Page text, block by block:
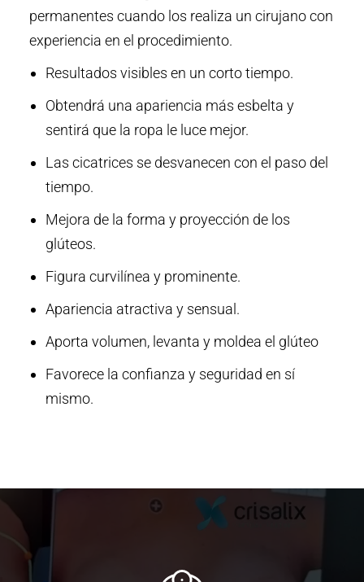
permanentes cuando los realiza un cirujano con
experiencia en el procedimiento.
Resultados visibles en un corto tiempo.
Obtendrá una apariencia más esbelta y
sentirá que la ropa le luce mejor.
Las cicatrices se desvanecen con el paso del
tiempo.
Mejora de la forma y proyección de los
glúteos.
Figura curvilínea y prominente.
Apariencia atractiva y sensual.
Aporta volumen, levanta y moldea el glúteo
Favorece la confianza y seguridad en sí
mismo.